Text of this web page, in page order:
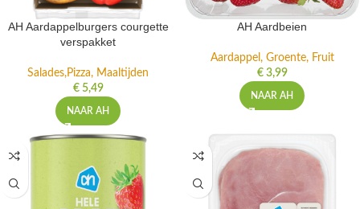
AH Aardappelburgers courgette
verspakket
Salades,Pizza, Maaltijden
€5,49
NAAR AH
AH Aardbeien
Aardappel, Groente, Fruit
€3,99
NAAR AH